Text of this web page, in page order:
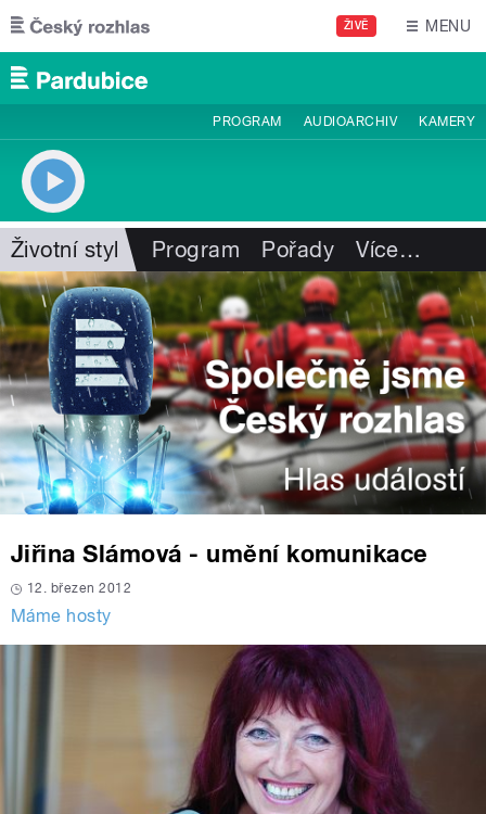
Přejít k hlavnímu obsahu
ŽIVĚ MENU
PROGRAM AUDIOARCHIV KAMERY
Životní styl Program Pořady Více…
Jiřina Slámová - umění komunikace
12. březen 2012
Máme hosty